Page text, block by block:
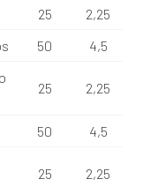
25
2,25
50
4,5
25 2,25
50
4,5
25 2,25